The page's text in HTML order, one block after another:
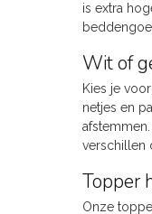
is extra
Wit of
Kies je voor
netjes en
verschillen
Topper
Onze